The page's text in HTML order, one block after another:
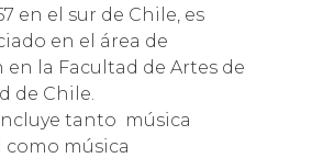
en el sur de Chile, es
en el área de
la Facultad de Artes de
de Chile.
tanto música
música